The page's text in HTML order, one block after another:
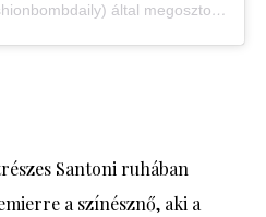
Fashion Bomb Daily (@fashionbombdaily) által megosztott bejegyzés
Santoni ruhában
a színésznő, aki a